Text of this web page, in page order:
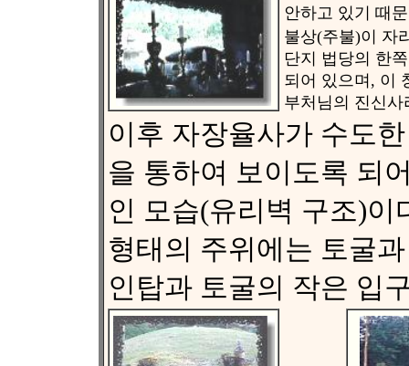
안하고 있기 때
불상(주불)이 자
단지 법당의 한
되어 있으며, 이
부처님의 진신
이후 자장율사가 수도
을 통하여 보이도록 되
인 모습(유리벽 구조)
형태의 주위에는 토굴
인탑과 토굴의 작은 입